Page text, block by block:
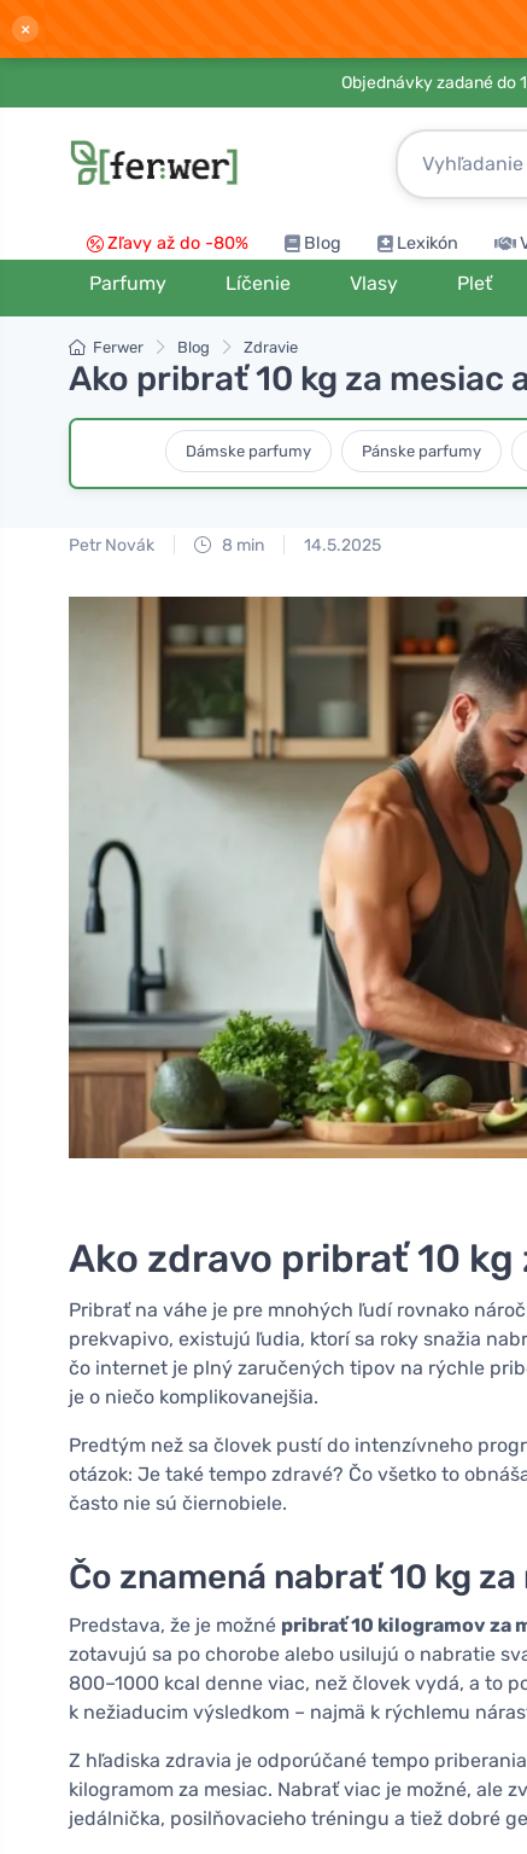
×
Objednávky zadané do
Zľavy až do -80% Blog Lexikón
Parfumy Líčenie Vlasy Pleť
Ferwer Blog Zdravie
Ako pribrať 10 kg za
Dámske parfumy Pánske parfumy
Petr Novák 8 min 14.5.2025
Ako zdravo pribrať 10 kg
Pribrať na váhe je pre mnohých ľudí rovnako
prekvapivo, existujú ľudia, ktorí sa roky snažia
čo internet je plný zaručených tipov na rýchle
je o niečo komplikovanejšia.
Predtým než sa človek pustí do intenzívneho
otázok: Je také tempo zdravé? Čo všetko to
často nie sú čiernobiele.
Čo znamená nabrať 10 kg
Predstava, že je možné pribrať 10 kilogramov za
zotavujú sa po chorobe alebo usilujú o nabratie
800–1000 kcal denne viac, než človek vydá, a to
k nežiaducim výsledkom – najmä k rýchlemu
Z hľadiska zdravia je odporúčané tempo
kilogramom za mesiac. Nabrať viac je možné, ale
jedálnička, posilňovacieho tréningu a tiež dobré